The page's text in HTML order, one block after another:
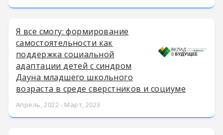
Я все смогу: формирование
самостоятельности как
поддержка социальной
адаптации детей с синдром
Дауна младшего школьного
возраста в среде сверстников и социуме
Апрель, 2022 - Март, 2023